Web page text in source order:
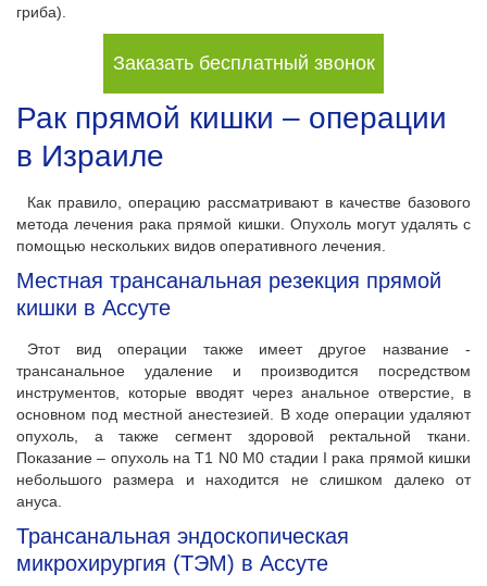
гриба).
Заказать бесплатный звонок
Рак прямой кишки – операции
в Израиле
Как правило, операцию рассматривают в качестве базового
метода лечения рака прямой кишки. Опухоль могут удалять с
помощью нескольких видов оперативного лечения.
Местная трансанальная резекция прямой
кишки в Ассуте
Этот вид операции также имеет другое название -
трансанальное удаление и производится посредством
инструментов, которые вводят через анальное отверстие, в
основном под местной анестезией. В ходе операции удаляют
опухоль, а также сегмент здоровой ректальной ткани.
Показание – опухоль на T1 N0 M0 стадии I рака прямой кишки
небольшого размера и находится не слишком далеко от
ануса.
Трансанальная эндоскопическая
микрохирургия (ТЭМ) в Ассуте